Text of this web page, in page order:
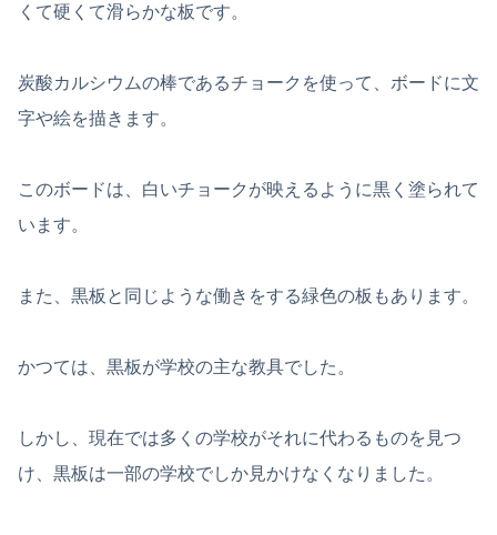
くて硬くて滑らかな板です。
炭酸カルシウムの棒であるチョークを使って、ボードに文
字や絵を描きます。
このボードは、白いチョークが映えるように黒く塗られて
います。
また、黒板と同じような働きをする緑色の板もあります。
かつては、黒板が学校の主な教具でした。
しかし、現在では多くの学校がそれに代わるものを見つ
け、黒板は一部の学校でしか見かけなくなりました。